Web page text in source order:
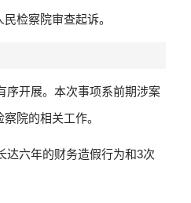
检察院审查起诉。
序开展。本次事项系前期涉案
院的相关工作。
达六年的财务造假行为和3次